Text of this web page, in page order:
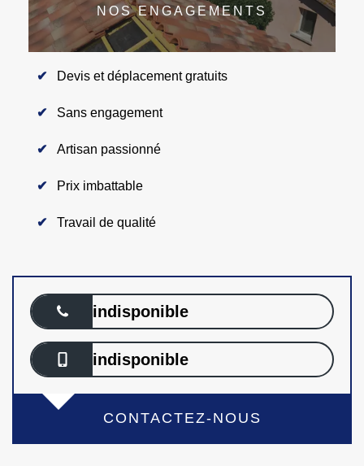
NOS ENGAGEMENTS
Devis et déplacement gratuits
Sans engagement
Artisan passionné
Prix imbattable
Travail de qualité
indisponible
indisponible
CONTACTEZ-NOUS